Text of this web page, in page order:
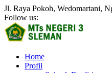
Jl. Raya Pokoh, Wedomartani,
Follow us:
Home
Profil